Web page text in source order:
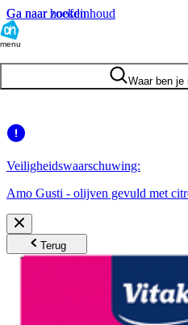
Ga naar hoofdinhoud
Ga naar zoeken
menu
Waar ben je
Veiligheidswaarschuwing:
Amo Gusti - olijven gevuld met
Terug